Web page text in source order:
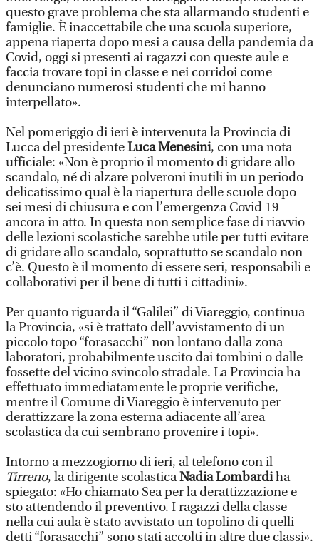
questo grave problema che sta allarmando studenti e
famiglie. È inaccettabile che una scuola superiore,
appena riaperta dopo mesi a causa della pandemia da
Covid, oggi si presenti ai ragazzi con queste aule e
faccia trovare topi in classe e nei corridoi come
denunciano numerosi studenti che mi hanno
interpellato».
Nel pomeriggio di ieri è intervenuta la Provincia di
Lucca del presidenteLuca Menesini, con una nota
ufficiale: «Non è proprio il momento di gridare allo
scandalo, né di alzare polveroni inutili in un periodo
delicatissimo qual è la riapertura delle scuole dopo
sei mesi di chiusura e con l’emergenza Covid 19
ancora in atto. In questa non semplice fase di riavvio
delle lezioni scolastiche sarebbe utile per tutti evitare
di gridare allo scandalo, soprattutto se scandalo non
c’è. Questo è il momento di essere seri, responsabili e
collaborativi per il bene di tutti i cittadini».
Per quanto riguarda il “Galilei” di Viareggio, continua
la Provincia, «si è trattato dell’avvistamento di un
piccolo topo “forasacchi” non lontano dalla zona
laboratori, probabilmente uscito dai tombini o dalle
fossette del vicino svincolo stradale. La Provincia ha
effettuato immediatamente le proprie verifiche,
mentre il Comune di Viareggio è intervenuto per
derattizzare la zona esterna adiacente all’area
scolastica da cui sembrano provenire i topi».
Intorno a mezzogiorno di ieri, al telefono con il
Tirreno, la dirigente scolasticaNadia Lombardiha
spiegato: «Ho chiamato Sea per la derattizzazione e
sto attendendo il preventivo. I ragazzi della classe
nella cui aula è stato avvistato un topolino di quelli
detti “forasacchi” sono stati accolti in altre due classi».